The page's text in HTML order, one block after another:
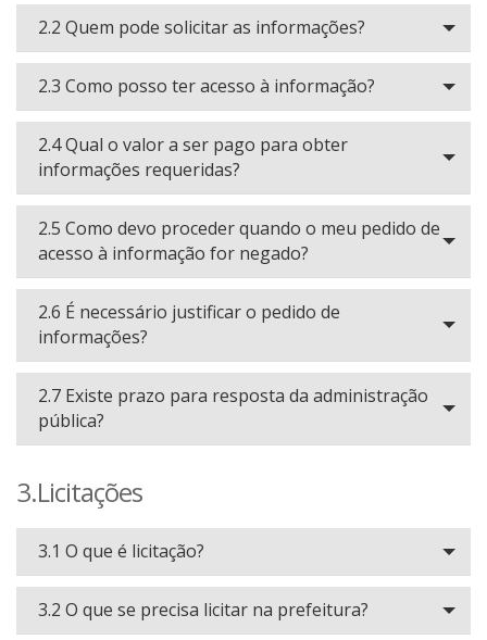
2.2 Quem pode solicitar as informações?
2.3 Como posso ter acesso à informação?
2.4 Qual o valor a ser pago para obter
informações requeridas?
2.5 Como devo proceder quando o meu pedido de
acesso à informação for negado?
2.6 É necessário justificar o pedido de
informações?
2.7 Existe prazo para resposta da administração
pública?
3.Licitações
3.1 O que é licitação?
3.2 O que se precisa licitar na prefeitura?